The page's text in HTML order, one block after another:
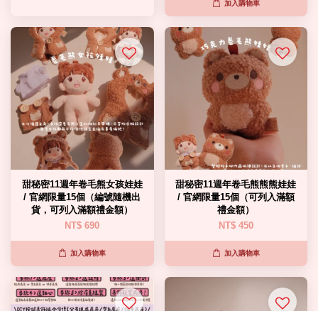
加入購物車
甜秘密11週年卷毛熊女孩娃娃
/ 官網限量15個（編號隨機出
貨，可列入滿額禮金額）
NT$ 690
加入購物車
甜秘密11週年卷毛熊熊熊娃娃
/ 官網限量15個（可列入滿額
禮金額）
NT$ 450
加入購物車